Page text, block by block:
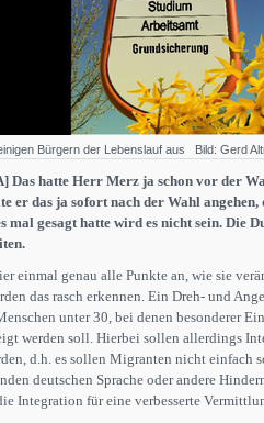
Bürgern der Lebenslauf aus Bild: Gerd
Das hatte Herr Merz ja schon vor der
er das ja sofort nach der Wahl
mal gesagt hatte wird es nicht sein. Die
einmal genau alle Punkte an, wie sie
das rasch erkennen. Ein Dreh- und
unter 30, bei denen besonderer
werden soll. Hierbei sollen allerdings
d.h. es sollen Migranten nicht einfach
deutschen Sprache oder andere
Integration für eine verbesserte